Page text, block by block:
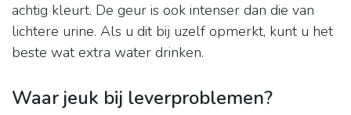
achtig kleurt. De geur is ook intenser dan die van
lichtere urine. Als u dit bij uzelf opmerkt, kunt u het
beste wat extra water drinken.
Waar jeuk bij leverproblemen?